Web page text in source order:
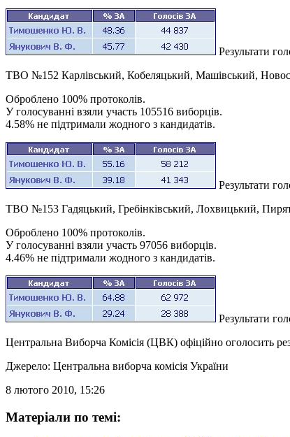
Результати
ТВО №152 Карлівський, Кобеляцький, Машівський,
Оброблено 100% протоколів.
У голосуванні взяли участь 105516 виборців.
4.58% не підтримали жодного з кандидатів.
Результати
ТВО №153 Гадяцький, Гребінківський, Лохвицький,
Оброблено 100% протоколів.
У голосуванні взяли участь 97056 виборців.
4.46% не підтримали жодного з кандидатів.
Результати
Центральна Виборча Комісія (ЦВК) офіційно оголосить
Джерело: Центральна виборча комісія України
8 лютого 2010, 15:26
Матеріали по темі: